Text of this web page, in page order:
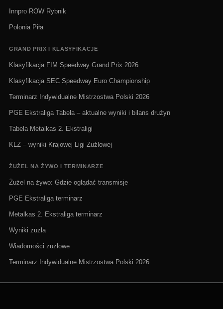
Innpro ROW Rybnik
Polonia Piła
GRAND PRIX I KLASYFIKACJE
Klasyfikacja FIM Speedway Grand Prix 2026
Klasyfikacja SEC Speedway Euro Championship
Terminarz Indywidualne Mistrzostwa Polski 2026
PGE Ekstraliga Tabela – aktualne wyniki i bilans drużyn
Tabela Metalkas 2. Ekstraligi
KLŻ – wyniki Krajowej Ligi Żużlowej
ŻUŻEL NA ŻYWO I TERMINARZE
Żużel na żywo: Gdzie oglądać transmisje
PGE Ekstraliga terminarz
Metalkas 2. Ekstraliga terminarz
Wyniki żużla
Wiadomości żużlowe
Terminarz Indywidualne Mistrzostwa Polski 2026